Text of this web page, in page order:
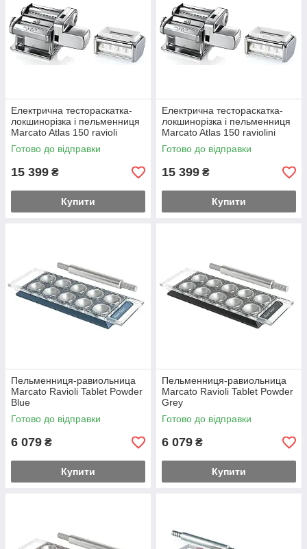
Електрична тестораскатка-
локшинорізка і пельменниця
Marcato Atlas 150 ravioli
Готово до відправки
15 399 ₴
Купити
Електрична тестораскатка-
локшинорізка і пельменниця
Marcato Atlas 150 raviolini
Готово до відправки
15 399 ₴
Купити
Пельменниця-равиольница
Marcato Ravioli Tablet Powder
Blue
Готово до відправки
6 079 ₴
Купити
Пельменниця-равиольница
Marcato Ravioli Tablet Powder
Grey
Готово до відправки
6 079 ₴
Купити